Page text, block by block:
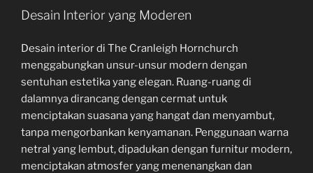
Desain Interior yang Moderen
Desain interior di The Cranleigh Hornchurch
menggabungkan unsur-unsur modern dengan
sentuhan estetika yang elegan. Ruang-ruang di
dalamnya dirancang dengan cermat untuk
menciptakan suasana yang hangat dan menyambut,
tanpa mengorbankan kenyamanan. Penggunaan warna
netral yang lembut, dipadukan dengan furnitur modern,
menciptakan atmosfer yang menenangkan dan